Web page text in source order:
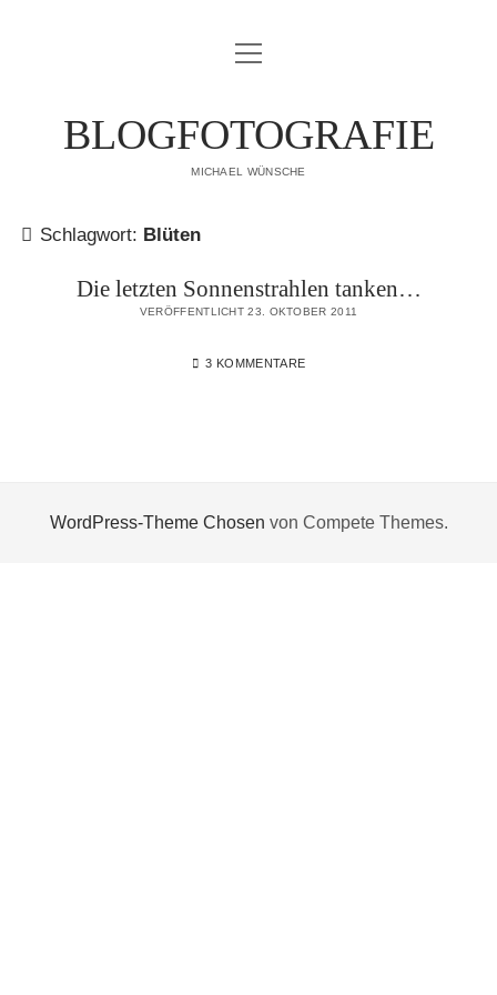
IMPRESSUM
Menü
öffnen
BLOGFOTOGRAFIE
MICHAEL WÜNSCHE
Schlagwort: Blüten
Die letzten Sonnenstrahlen tanken…
VERÖFFENTLICHT 23. OKTOBER 2011
3 KOMMENTARE
WordPress-Theme Chosen von Compete Themes.